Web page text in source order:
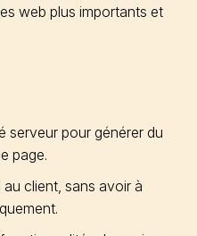
web plus importants et
serveur pour générer du
page.
client, sans avoir à